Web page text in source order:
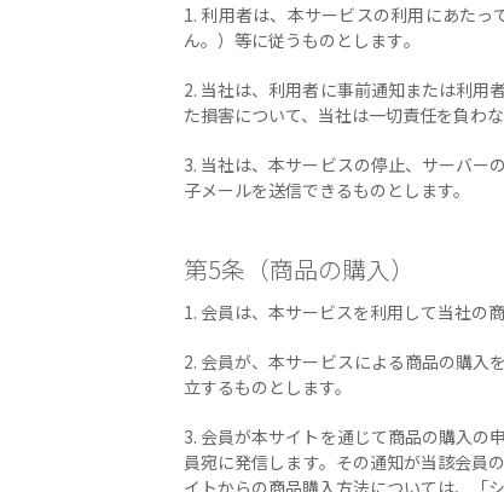
1. 利用者は、本サービスの利用にあた
ん。）等に従うものとします｡
2. 当社は、利用者に事前通知または利用
た損害について、当社は一切責任を負わな
3. 当社は、本サービスの停止、サーバー
子メールを送信できるものとします。
第5条（商品の購入）
1. 会員は、本サービスを利用して当社の
2. 会員が、本サービスによる商品の購入
立するものとします。
3. 会員が本サイトを通じて商品の購入の
員宛に発信します。その通知が当該会員
イトからの商品購入方法については、「